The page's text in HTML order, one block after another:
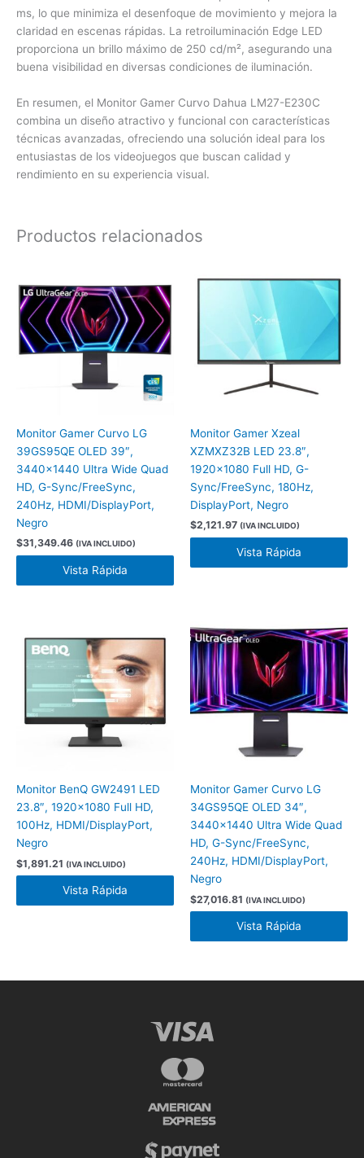
ms, lo que minimiza el desenfoque de movimiento y mejora la
claridad en escenas rápidas. La retroiluminación Edge LED
proporciona un brillo máximo de 250 cd/m², asegurando una
buena visibilidad en diversas condiciones de iluminación.
En resumen, el Monitor Gamer Curvo Dahua LM27-E230C
combina un diseño atractivo y funcional con características
técnicas avanzadas, ofreciendo una solución ideal para los
entusiastas de los videojuegos que buscan calidad y
rendimiento en su experiencia visual.
Productos relacionados
Monitor Gamer Curvo LG
39GS95QE OLED 39″,
3440×1440 Ultra Wide Quad
HD, G-Sync/FreeSync,
240Hz, HDMI/DisplayPort,
Negro
$31,349.46 (IVA INCLUIDO)
Vista Rápida
Monitor Gamer Xzeal
XZMXZ32B LED 23.8″,
1920×1080 Full HD, G-
Sync/FreeSync, 180Hz,
DisplayPort, Negro
$2,121.97 (IVA INCLUIDO)
Vista Rápida
Monitor BenQ GW2491 LED
23.8″, 1920×1080 Full HD,
100Hz, HDMI/DisplayPort,
Negro
$1,891.21 (IVA INCLUIDO)
Vista Rápida
Monitor Gamer Curvo LG
34GS95QE OLED 34″,
3440×1440 Ultra Wide Quad
HD, G-Sync/FreeSync,
240Hz, HDMI/DisplayPort,
Negro
$27,016.81 (IVA INCLUIDO)
Vista Rápida